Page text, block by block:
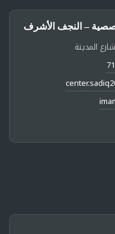
– النجف الأشرف
المدينة